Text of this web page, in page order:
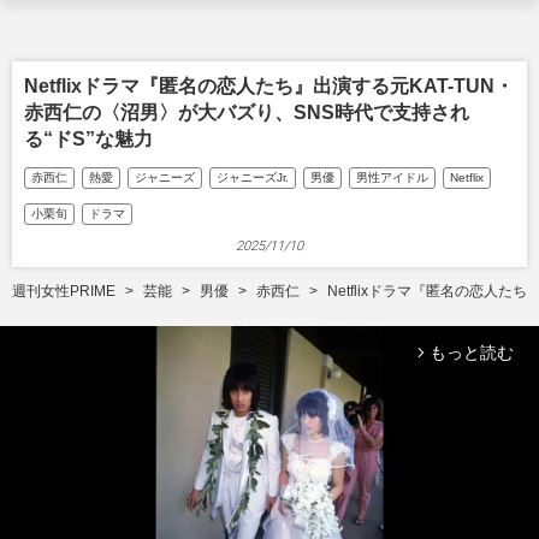
Netflixドラマ『匿名の恋人たち』出演する元KAT-TUN・
赤西仁の〈沼男〉が大バズり、SNS時代で支持され
る“ドS”な魅力
赤西仁 熱愛 ジャニーズ ジャニーズJr. 男優 男性アイドル Netflix
小栗旬 ドラマ
2025/11/10
週刊女性PRIME 芸能 男優 赤西仁 Netflixドラマ『匿名の恋人たち
arrow_forward_ios もっと読む